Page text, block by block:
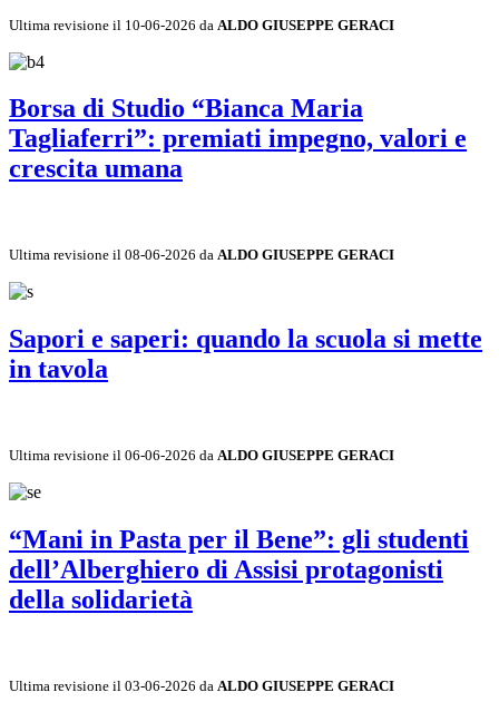
Ultima revisione il 10-06-2026 da ALDO GIUSEPPE GERACI
Borsa di Studio “Bianca Maria
Tagliaferri”: premiati impegno, valori e
crescita umana
Ultima revisione il 08-06-2026 da ALDO GIUSEPPE GERACI
Sapori e saperi: quando la scuola si mette
in tavola
Ultima revisione il 06-06-2026 da ALDO GIUSEPPE GERACI
“Mani in Pasta per il Bene”: gli studenti
dell’Alberghiero di Assisi protagonisti
della solidarietà
Ultima revisione il 03-06-2026 da ALDO GIUSEPPE GERACI